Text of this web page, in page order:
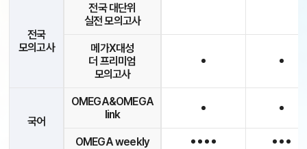
전국
모의고사
전국 대단위
실전 모의고사
메가X대성
더 프리미엄
모의고사
국어
OMEGA&OMEGA
link
OMEGA weekly